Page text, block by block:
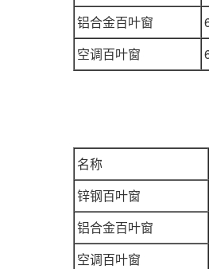
铝合金百叶窗
空调百叶窗
名称
锌钢百叶窗
铝合金百叶窗
空调百叶窗